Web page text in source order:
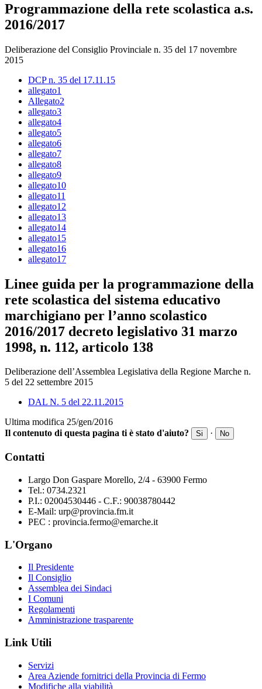
Programmazione della rete scolastica a.s.
2016/2017
Deliberazione del Consiglio Provinciale n. 35 del 17 novembre
2015
DCP n. 35 del 17.11.15
allegato1
Allegato2
allegato3
allegato4
allegato5
allegato6
allegato7
allegato8
allegato9
allegato10
allegato11
allegato12
allegato13
allegato14
allegato15
allegato16
allegato17
Linee guida per la programmazione della
rete scolastica del sistema educativo
marchigiano per l’anno scolastico
2016/2017 decreto legislativo 31 marzo
1998, n. 112, articolo 138
Deliberazione dell’Assemblea Legislativa della Regione Marche n.
5 del 22 settembre 2015
DAL N. 5 del 22.11.2015
Ultima modifica 25/gen/2016
Il contenuto di questa pagina ti è stato d'aiuto?
Si · No
Contatti
Largo Don Gaspare Morello, 2/4 - 63900 Fermo
Tel.: 0734.2321
P.I.: 02004530446 - C.F.: 90038780442
E-Mail: urp@provincia.fm.it
PEC : provincia.fermo@emarche.it
L'Organo
Il Presidente
Il Consiglio
Assemblea dei Sindaci
I Comuni
Regolamenti
Amministrazione trasparente
Link Utili
Servizi
Area Aziende fornitrici della Provincia di Fermo
Modifiche alla viabilità